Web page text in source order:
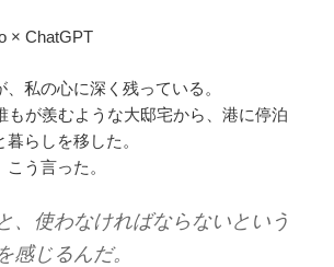
× ChatGPT
私の心に深く残っている。
もが羨むような大邸宅から、港に停泊
らしを移した。
う言った。
、使わなければならないという
感じるんだ。